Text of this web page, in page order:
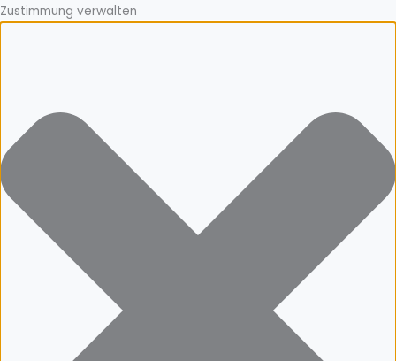
Zustimmung verwalten